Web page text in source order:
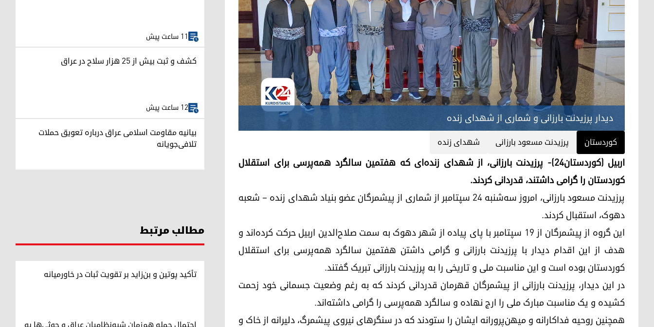
دیدار پرزیدنت بارزانی و شماری از شهدای زنده
کوردستان پرزیدنت مسعود بارزانی شهدای زنده
اربیل (کوردستان٢٤)- پرزیدنت بارزانی، از شهدای زنده‌ای که هفتمین سالگرد همه‌پرسی برای استقلال
کوردستان را گرامی داشتند، قدردانی کردند.
پرزیدنت مسعود بارزانی، امروز سه‌شنبه ۲۴ سپتامبر از شماری از پیشمرگان عضو بنیاد شهدای زنده – شعبه
دهوک، استقبال کردند.
این گروه از پیشمرگان از ۱۹ سپتامبر با پای پیاده از شهر دهوک به سمت صلاح‌الدین اربیل حرکت کرده‌اند و
هدف از این اقدام دیدار با پرزیدنت بارزانی و گرامی داشتن هفتمین سالگرد همه‌پرسی برای استقلال
کوردستان بوده است و این مناسبت ملی و تاریخی را به پرزیدنت بارزانی تبریک گفتند.
در این دیدار، پرزیدنت بارزانی از پیشمرگان قهرمان قدردانی کردند که به رغم وضعیت جسمانی خود زحمت
کشیده و یک مناسبت مبارک ملی را ارج نهاده و سالگرد همه‌پرسی را گرامی داشته‌اند.
همچنین روحیه فداکارانه و میهن‌پرورانه ایشان را ستودند که در سنگرهای نیروی پیشمرگ، دلیرانه از خاک و
11 ساعت پیش
کشف و ثبت بیش از ۲۵ هزار سلاح در عراق
12 ساعت پیش
بیانیه مقاومت اسلامی عراق درباره تعویق حملات
تلافی‌جویانه
مطالب مرتبط
تأکید پوتین و بن‌زاید بر تقویت ثبات در خاورمیانه